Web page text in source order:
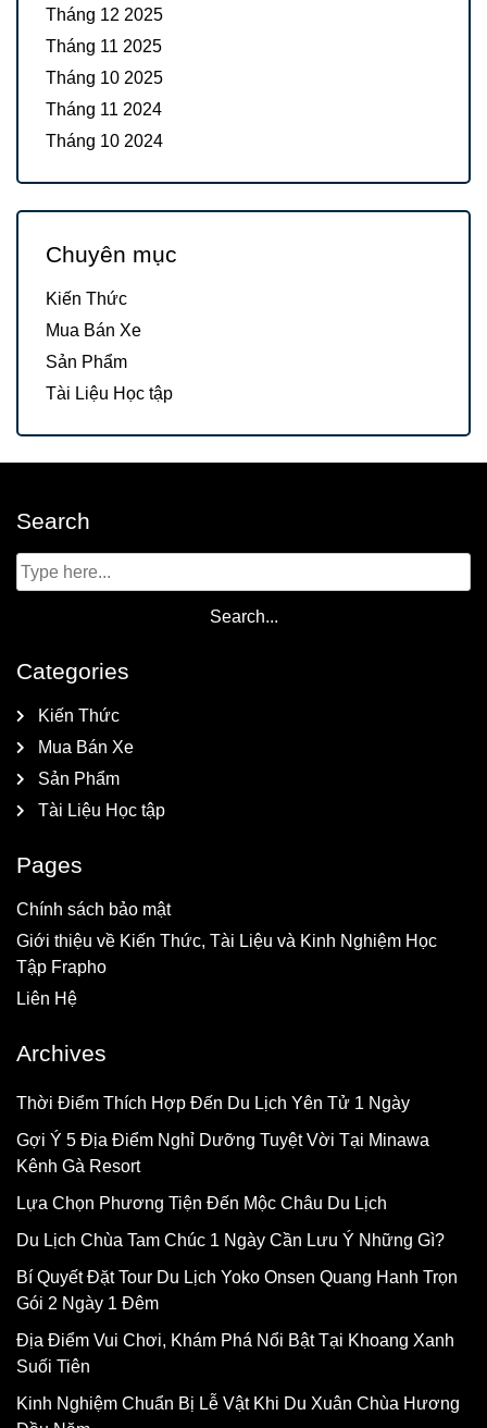
Tháng 12 2025
Tháng 11 2025
Tháng 10 2025
Tháng 11 2024
Tháng 10 2024
Chuyên mục
Kiến Thức
Mua Bán Xe
Sản Phẩm
Tài Liệu Học tập
Search
Categories
Kiến Thức
Mua Bán Xe
Sản Phẩm
Tài Liệu Học tập
Pages
Chính sách bảo mật
Giới thiệu về Kiến Thức, Tài Liệu và Kinh Nghiệm Học
Tập Frapho
Liên Hệ
Archives
Thời Điểm Thích Hợp Đến Du Lịch Yên Tử 1 Ngày
Gợi Ý 5 Địa Điểm Nghỉ Dưỡng Tuyệt Vời Tại Minawa
Kênh Gà Resort
Lựa Chọn Phương Tiện Đến Mộc Châu Du Lịch
Du Lịch Chùa Tam Chúc 1 Ngày Cần Lưu Ý Những Gì?
Bí Quyết Đặt Tour Du Lịch Yoko Onsen Quang Hanh Trọn
Gói 2 Ngày 1 Đêm
Địa Điểm Vui Chơi, Khám Phá Nổi Bật Tại Khoang Xanh
Suối Tiên
Kinh Nghiệm Chuẩn Bị Lễ Vật Khi Du Xuân Chùa Hương